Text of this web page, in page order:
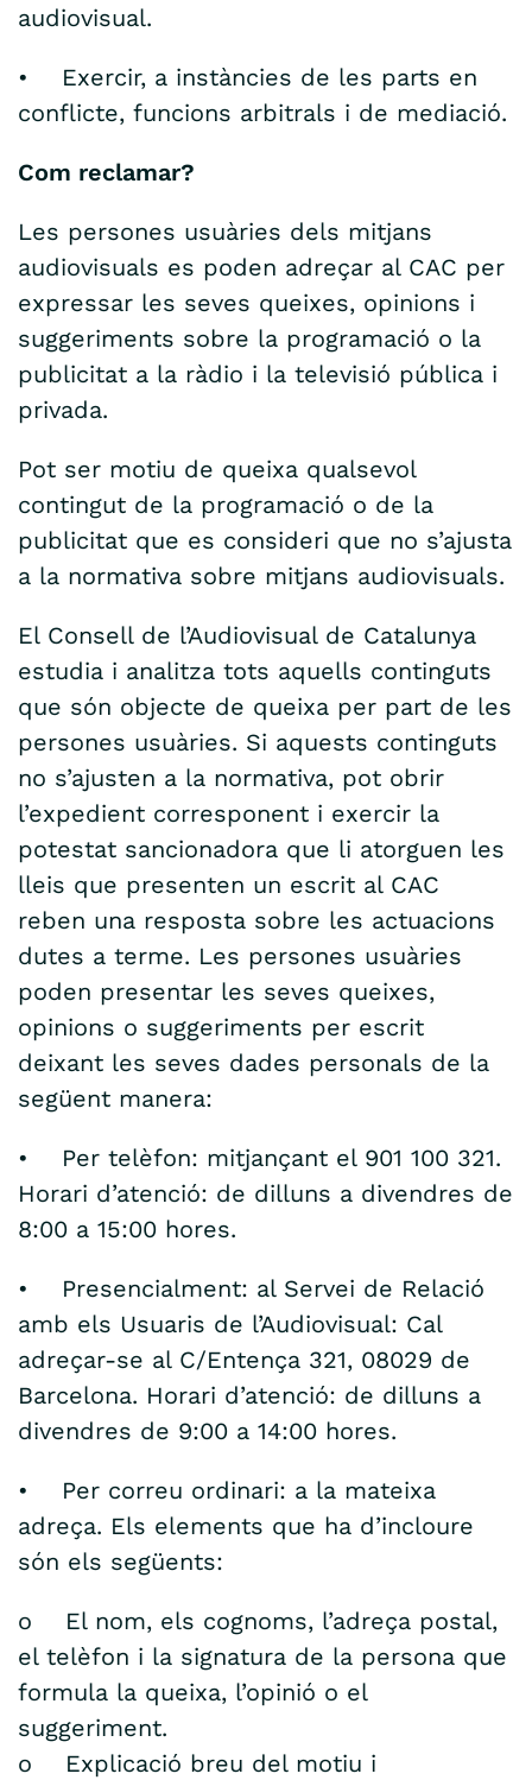
audiovisual.
• Exercir, a instàncies de les parts en
conflicte, funcions arbitrals i de mediació.
Com reclamar?
Les persones usuàries dels mitjans
audiovisuals es poden adreçar al CAC per
expressar les seves queixes, opinions i
suggeriments sobre la programació o la
publicitat a la ràdio i la televisió pública i
privada.
Pot ser motiu de queixa qualsevol
contingut de la programació o de la
publicitat que es consideri que no s’ajusta
a la normativa sobre mitjans audiovisuals.
El Consell de l’Audiovisual de Catalunya
estudia i analitza tots aquells continguts
que són objecte de queixa per part de les
persones usuàries. Si aquests continguts
no s’ajusten a la normativa, pot obrir
l’expedient corresponent i exercir la
potestat sancionadora que li atorguen les
lleis que presenten un escrit al CAC
reben una resposta sobre les actuacions
dutes a terme. Les persones usuàries
poden presentar les seves queixes,
opinions o suggeriments per escrit
deixant les seves dades personals de la
següent manera:
• Per telèfon: mitjançant el 901 100 321.
Horari d’atenció: de dilluns a divendres de
8:00 a 15:00 hores.
• Presencialment: al Servei de Relació
amb els Usuaris de l’Audiovisual: Cal
adreçar-se al C/Entença 321, 08029 de
Barcelona. Horari d’atenció: de dilluns a
divendres de 9:00 a 14:00 hores.
• Per correu ordinari: a la mateixa
adreça. Els elements que ha d’incloure
són els següents:
o El nom, els cognoms, l’adreça postal,
el telèfon i la signatura de la persona que
formula la queixa, l’opinió o el
suggeriment.
o Explicació breu del motiu i